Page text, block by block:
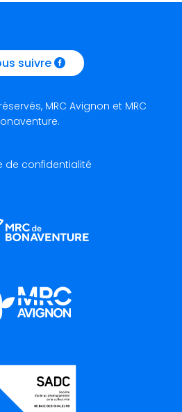
suivre
MRC Avignon et MRC
de confidentialité